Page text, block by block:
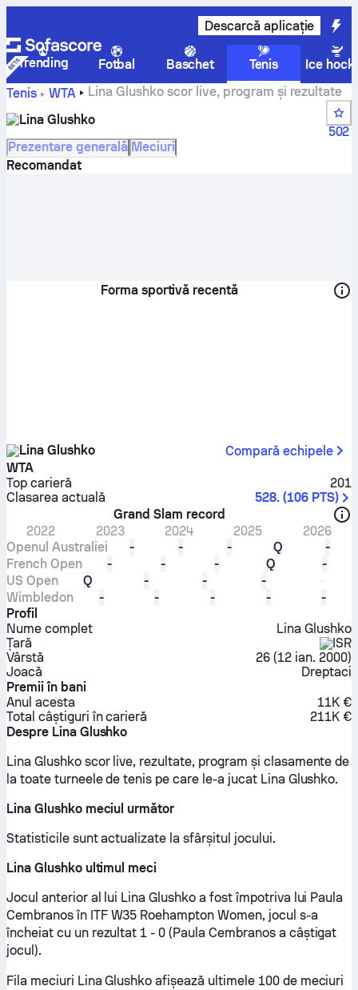
Descarcă aplicație
Trending Fotbal Baschet Tenis
Ice
Tenis
WTA
Lina Glushko scor live, program și rezultate
Lina Glushko
502
Prezentare generală Meciuri
Recomandat
Forma sportivă recentă
Lina Glushko
Compară echipele
WTA
Top carieră
201
Clasarea actuală
528. (106 PTS)
Grand Slam record
2022
2023 2024 2025
2026
Openul Australiei
- - - Q
-
French Open
- - - Q
-
US Open
Q - -
-
Wimbledon
- - - -
-
Profil
Nume complet
Lina Glushko
Țară
ISR
Vârstă
26 (12 ian. 2000)
Joacă
Dreptaci
Premii în bani
Anul acesta
11K €
Total câștiguri în carieră
211K €
Despre Lina Glushko
Lina Glushko scor live, rezultate, program și clasamente de
la toate turneele de tenis pe care le-a jucat Lina Glushko.
Lina Glushko meciul următor
Statisticile sunt actualizate la sfârșitul jocului.
Lina Glushko ultimul meci
Jocul anterior al lui Lina Glushko a fost împotriva lui Paula
Cembranos în ITF W35 Roehampton Women, jocul s-a
încheiat cu un rezultat 1 - 0 (Paula Cembranos a câștigat
jocul).
Fila meciuri Lina Glushko afișează ultimele 100 de meciuri